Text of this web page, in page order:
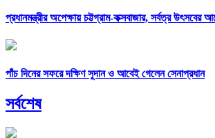
প্রধানমন্ত্রীর অপেক্ষায় চট্টগ্রাম-কক্সবাজার, সর্বত্র উৎসবের
পাঁচ দিনের সফরে দক্ষিণ সুদান ও আবেই গেলেন সেনাপ্রধান
সর্বশেষ